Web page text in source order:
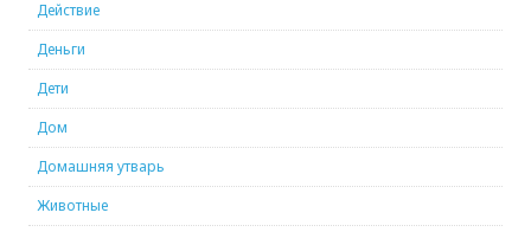
Действие
Деньги
Дети
Дом
Домашняя утварь
Животные